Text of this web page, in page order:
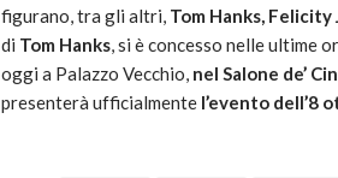
figurano, tra gli altri, Tom Hanks, Felicity
di Tom Hanks, si è concesso nelle ultime
oggi a Palazzo Vecchio, nel Salone de’
presenterà ufficialmente l’evento dell’8